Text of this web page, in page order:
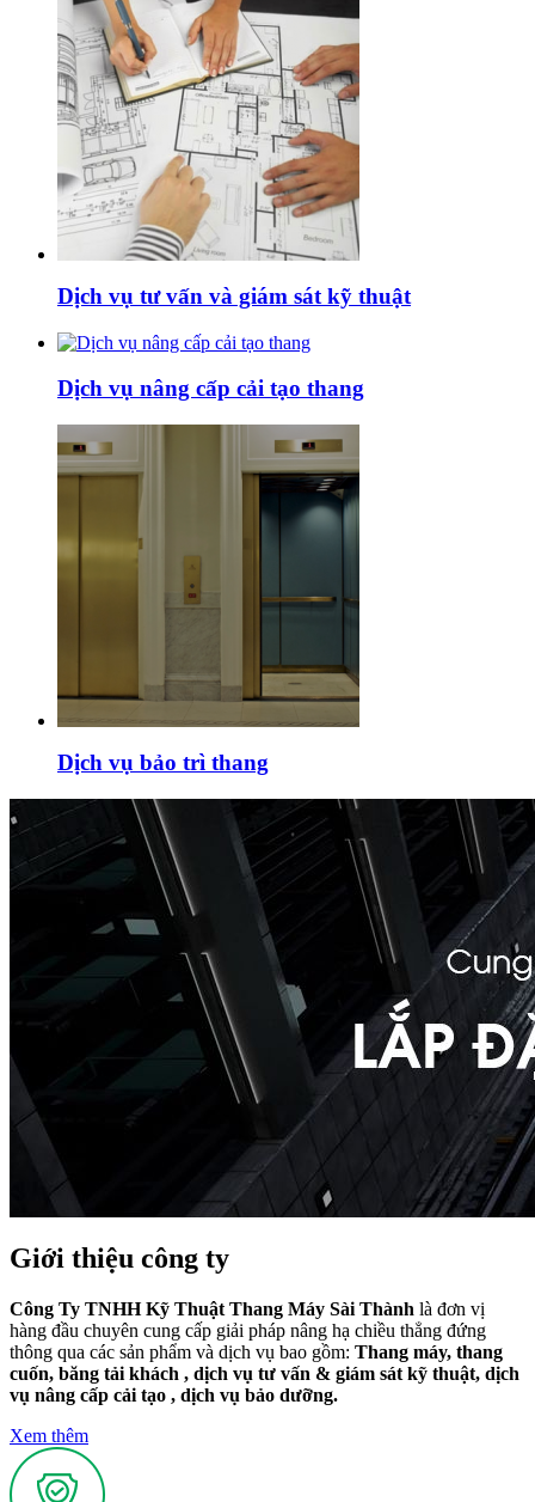
Dịch vụ tư vấn và giám sát kỹ thuật
Dịch vụ nâng cấp cải tạo thang
Dịch vụ bảo trì thang
Giới thiệu công ty
Công Ty TNHH Kỹ Thuật Thang Máy Sài Thành là đơn vị
hàng đầu chuyên cung cấp giải pháp nâng hạ chiều thẳng đứng
thông qua các sản phẩm và dịch vụ bao gồm: Thang máy, thang
cuốn, băng tải khách , dịch vụ tư vấn & giám sát kỹ thuật, dịch
vụ nâng cấp cải tạo , dịch vụ bảo dưỡng.
Xem thêm